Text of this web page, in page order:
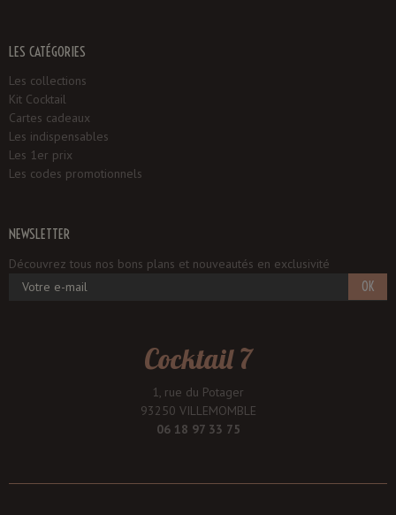
LES CATÉGORIES
Les collections
Kit Cocktail
Cartes cadeaux
Les indispensables
Les 1er prix
Les codes promotionnels
NEWSLETTER
Découvrez tous nos bons plans et nouveautés en exclusivité
OK
Cocktail 7
1, rue du Potager
93250 VILLEMOMBLE
06 18 97 33 75